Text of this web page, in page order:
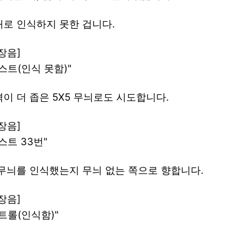
로 인식하지 못한 겁니다.
음]
트(인식 못함)"
이 더 좁은 5X5 무늬로도 시도합니다.
음]
트 33번"
늬를 인식했는지 무늬 없는 쪽으로 향합니다.
음]
롤(인식함)"